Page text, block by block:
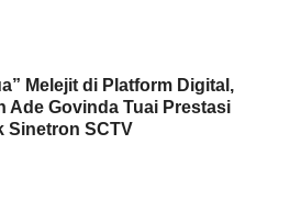
Melejit di Platform Digital,
Ade Govinda Tuai Prestasi
Sinetron SCTV